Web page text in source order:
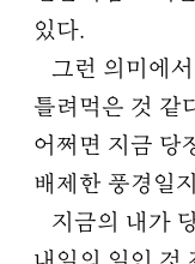
있다.
그런 의미에
틀려먹은 것 같
어쩌면 지금 당
배제한 풍경일
지금의 내가